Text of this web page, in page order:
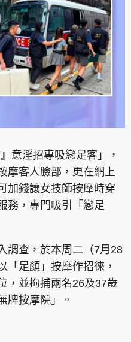
意淫招專吸戀足客」，
摩客人臉部，更在網上
加錢讓女技師按摩時穿
務，專門吸引「戀足
調查，於本周二（7月28
「足顏」按摩作招徠，
，並拘捕兩名26及37歲
牌按摩院」。